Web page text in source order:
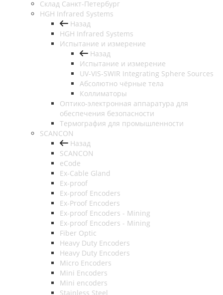
Cклад Санкт-Петербург
HGH Infrared Systems
Назад
HGH Infrared Systems
Испытание и измерение
Назад
Испытание и измерение
UV-VIS-SWIR Integrating Sphere Sources
Абсолютно чёрные тела
Коллиматоры
Оптико-электронная аппаратура для
обеспечения безопасности
Термография для промышленности
SCANCON
Назад
SCANCON
eCode
Ex-Cable Gland
Ex-proof
Ex-proof Encoders
Ex-Proof Encoders
Ex-proof Encoders - Mining
Ex-proof Encoders - Mining
Fiber Optic
Heavy Duty Encoders
Heavy Duty Encoders
Micro Encoders
Mini Encoders
Mini encoders
Stainless Steel